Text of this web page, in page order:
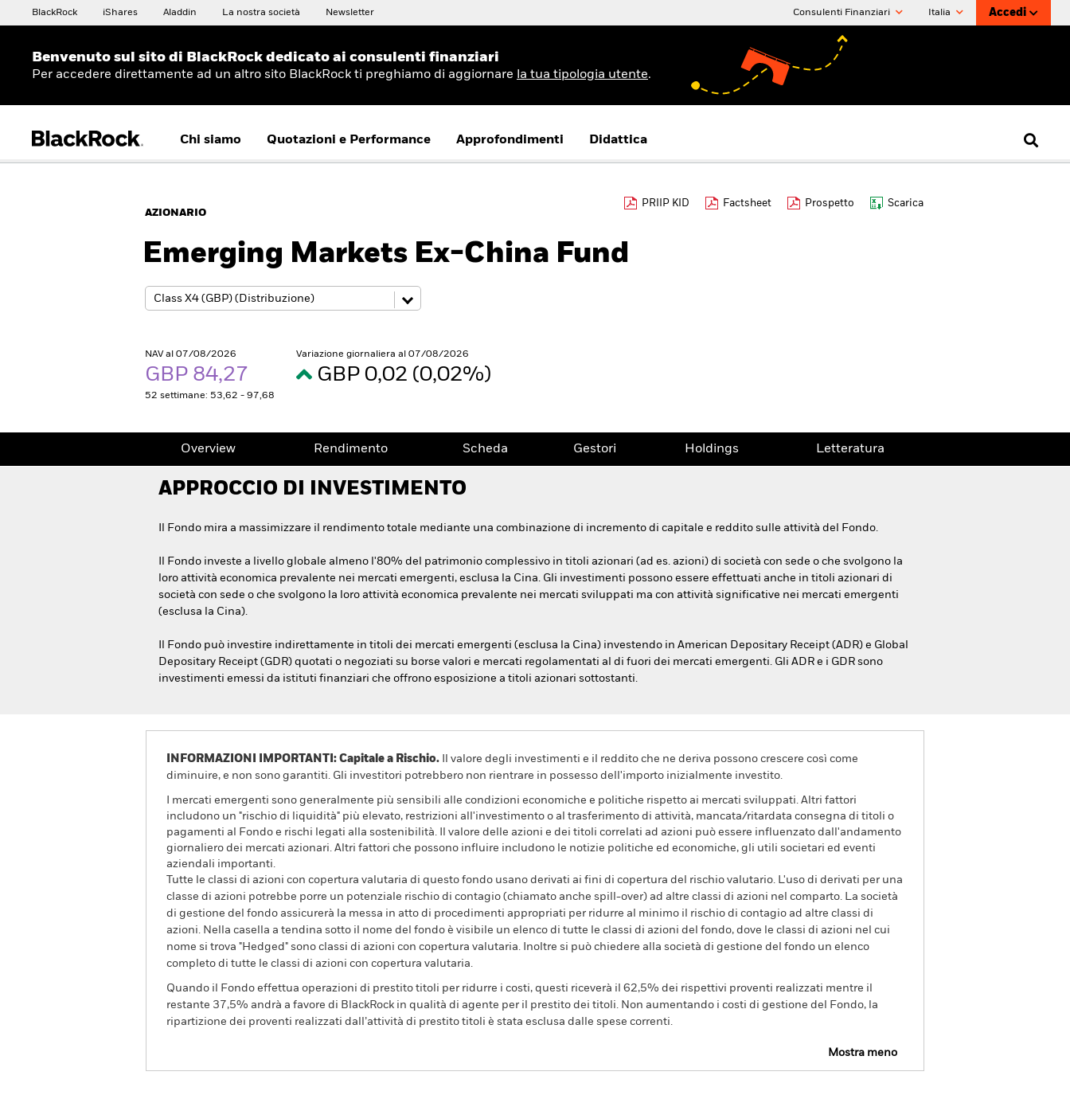
BlackRock iShares Aladdin La nostra società Newsletter Consulenti Finanziari Italia Accedi
Benvenuto sul sito di BlackRock dedicato ai consulenti finanziari
Per accedere direttamente ad un altro sito BlackRock ti preghiamo di aggiornare la tua tipologia utente.
Chi siamo Quotazioni e Performance Approfondimenti Didattica
AZIONARIO
PRIIP KID Factsheet Prospetto Scarica
Emerging Markets Ex-China Fund
NAV al 07/08/2026
GBP 84,27
52 settimane: 53,62 - 97,68
Variazione giornaliera al 07/08/2026
GBP 0,02 (0,02%)
Overview Rendimento Scheda Gestori Holdings Letteratura
APPROCCIO DI INVESTIMENTO
Il Fondo mira a massimizzare il rendimento totale mediante una combinazione di incremento di capitale e reddito sulle attività del Fondo.
Il Fondo investe a livello globale almeno l'80% del patrimonio complessivo in titoli azionari (ad es. azioni) di società con sede o che svolgono la
loro attività economica prevalente nei mercati emergenti, esclusa la Cina. Gli investimenti possono essere effettuati anche in titoli azionari di
società con sede o che svolgono la loro attività economica prevalente nei mercati sviluppati ma con attività significative nei mercati emergenti
(esclusa la Cina).
Il Fondo può investire indirettamente in titoli dei mercati emergenti (esclusa la Cina) investendo in American Depositary Receipt (ADR) e Global
Depositary Receipt (GDR) quotati o negoziati su borse valori e mercati regolamentati al di fuori dei mercati emergenti. Gli ADR e i GDR sono
investimenti emessi da istituti finanziari che offrono esposizione a titoli azionari sottostanti.
INFORMAZIONI IMPORTANTI: Capitale a Rischio. Il valore degli investimenti e il reddito che ne deriva possono crescere così come
diminuire, e non sono garantiti. Gli investitori potrebbero non rientrare in possesso dell'importo inizialmente investito.
I mercati emergenti sono generalmente più sensibili alle condizioni economiche e politiche rispetto ai mercati sviluppati. Altri fattori
includono un "rischio di liquidità" più elevato, restrizioni all'investimento o al trasferimento di attività, mancata/ritardata consegna di titoli o
pagamenti al Fondo e rischi legati alla sostenibilità. Il valore delle azioni e dei titoli correlati ad azioni può essere influenzato dall'andamento
giornaliero dei mercati azionari. Altri fattori che possono influire includono le notizie politiche ed economiche, gli utili societari ed eventi
aziendali importanti.
Tutte le classi di azioni con copertura valutaria di questo fondo usano derivati ai fini di copertura del rischio valutario. L'uso di derivati per una
classe di azioni potrebbe porre un potenziale rischio di contagio (chiamato anche spill-over) ad altre classi di azioni nel comparto. La società
di gestione del fondo assicurerà la messa in atto di procedimenti appropriati per ridurre al minimo il rischio di contagio ad altre classi di
azioni. Nella casella a tendina sotto il nome del fondo è visibile un elenco di tutte le classi di azioni del fondo, dove le classi di azioni nel cui
nome si trova "Hedged" sono classi di azioni con copertura valutaria. Inoltre si può chiedere alla società di gestione del fondo un elenco
completo di tutte le classi di azioni con copertura valutaria.
Quando il Fondo effettua operazioni di prestito titoli per ridurre i costi, questi riceverà il 62,5% dei rispettivi proventi realizzati mentre il
restante 37,5% andrà a favore di BlackRock in qualità di agente per il prestito dei titoli. Non aumentando i costi di gestione del Fondo, la
ripartizione dei proventi realizzati dall’attività di prestito titoli è stata esclusa dalle spese correnti.
Mostra meno